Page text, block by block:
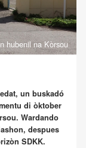
hubenil na Kòrsou
un buskadó
di òktober
Wardando
despues
SDKK.